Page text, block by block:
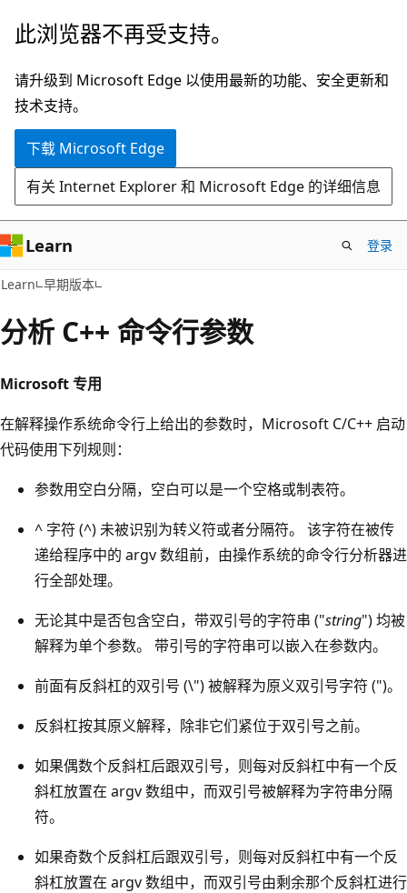
跳
主
要
内
此浏览器不再受支持。
请升级到 Microsoft Edge 以使用最新的功能、安全更新和
技术支持。
下载 Microsoft Edge
有关 Internet Explorer 和 Microsoft Edge 的详细信息
Learn 登录
Learn 早期版本
分析 C++ 命令行参数
Microsoft 专用
在解释操作系统命令行上给出的参数时，Microsoft C/C++ 启动
代码使用下列规则：
参数用空白分隔，空白可以是一个空格或制表符。
^ 字符 (^) 未被识别为转义符或者分隔符。 该字符在被传
递给程序中的 argv 数组前，由操作系统的命令行分析器进
行全部处理。
无论其中是否包含空白，带双引号的字符串 ("string") 均被
解释为单个参数。 带引号的字符串可以嵌入在参数内。
前面有反斜杠的双引号 (\") 被解释为原义双引号字符 (")。
反斜杠按其原义解释，除非它们紧位于双引号之前。
如果偶数个反斜杠后跟双引号，则每对反斜杠中有一个反
斜杠放置在 argv 数组中，而双引号被解释为字符串分隔
符。
如果奇数个反斜杠后跟双引号，则每对反斜杠中有一个反
斜杠放置在 argv 数组中，而双引号由剩余那个反斜杠进行